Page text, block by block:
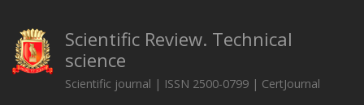
Scientific Review. Technical
science
Scientific journal | ISSN 2500-0799 | CertJournal